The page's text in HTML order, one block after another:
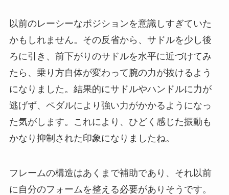
以前のレーシーなポジションを意識しすぎていた
かもしれません。その反省から、サドルを少し後
ろに引き、前下がりのサドルを水平に近づけてみ
たら、乗り方自体が変わって腕の力が抜けるよう
になりました。結果的にサドルやハンドルに力が
逃げず、ペダルにより強い力がかかるようになっ
た気がします。これにより、ひどく感じた振動も
かなり抑制された印象になりましたね。
フレームの構造はあくまで補助であり、それ以前
に自分のフォームを整える必要がありそうです。